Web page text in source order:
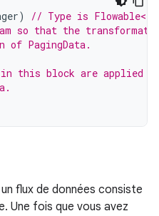
)
// Type is
so that the
of PagingData.
this block are applied
flux de données consiste
Une fois que vous avez